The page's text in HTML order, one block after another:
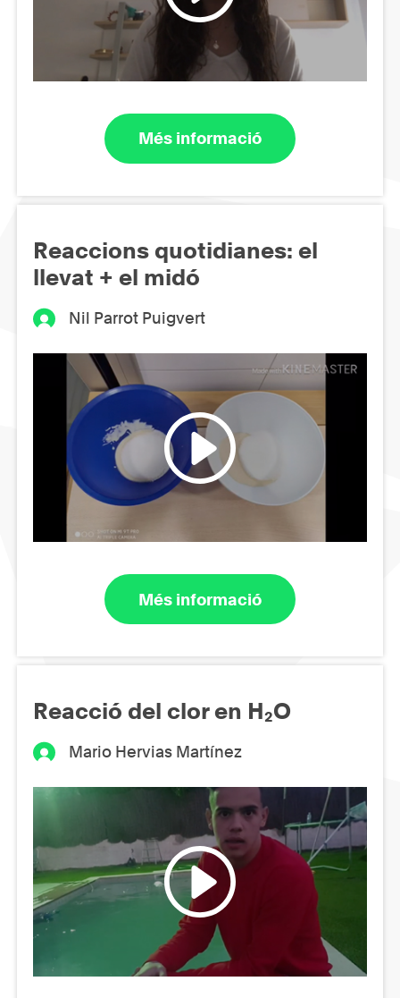
Més informació
Reaccions quotidianes: el
llevat + el midó
Nil Parrot Puigvert
Més informació
Reacció del clor en H₂O
Mario Hervias Martínez